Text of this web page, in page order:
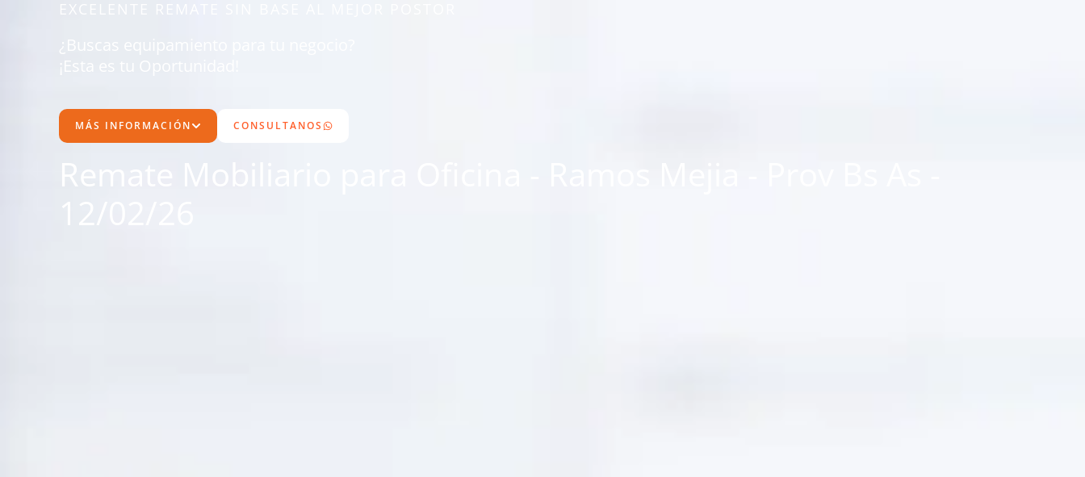
EXCELENTE REMATE SIN BASE AL MEJOR POSTOR
¿Buscas equipamiento para tu negocio?
¡Esta es tu Oportunidad!
MÁS INFORMACIÓN CONSULTANOS
Remate Mobiliario para Oficina - Ramos Mejia - Prov Bs As -
12/02/26